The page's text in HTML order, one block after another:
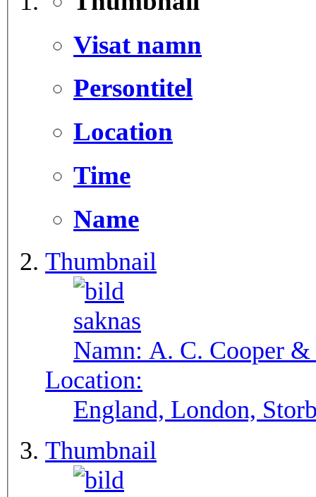
Visat namn
Persontitel
Location
Time
Name
Thumbnail
Namn: A. C. Cooper &
Location:
England, London,
Thumbnail